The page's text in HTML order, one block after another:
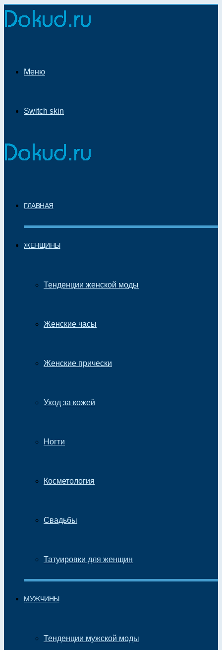
Меню
Switch skin
ГЛАВНАЯ
ЖЕНЩИНЫ
Тенденции женской моды
Женские часы
Женские прически
Уход за кожей
Ногти
Косметология
Свадьбы
Татуировки для женщин
МУЖЧИНЫ
Тенденции мужской моды